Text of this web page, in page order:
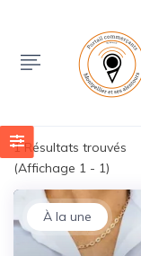
1Résultats trouvés
(Affichage 1 - 1)
À la une